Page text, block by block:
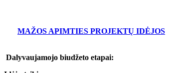
MAŽOS APIMTIES PROJEKTŲ IDĖJOS
Dalyvaujamojo biudžeto etapai: